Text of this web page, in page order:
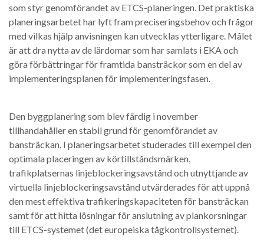
som styr genomförandet av ETCS-planeringen. Det praktiska
planeringsarbetet har lyft fram preciseringsbehov och frågor
med vilkas hjälp anvisningen kan utvecklas ytterligare. Målet
är att dra nytta av de lärdomar som har samlats i EKA och
göra förbättringar för framtida bansträckor som en del av
implementeringsplanen för implementeringsfasen.
Den byggplanering som blev färdig i november
tillhandahåller en stabil grund för genomförandet av
bansträckan. I planeringsarbetet studerades till exempel den
optimala placeringen av körtillståndsmärken,
trafikplatsernas linjeblockeringsavstånd och utnyttjande av
virtuella linjeblockeringsavstånd utvärderades för att uppnå
den mest effektiva trafikeringskapaciteten för bansträckan
samt för att hitta lösningar för anslutning av plankorsningar
till ETCS-systemet (det europeiska tågkontrollsystemet).